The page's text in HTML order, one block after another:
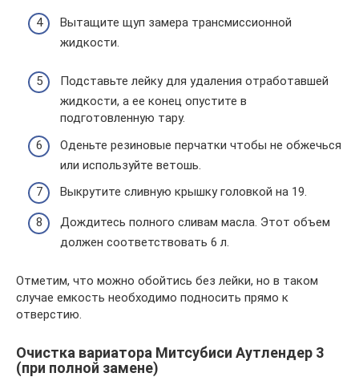
Вытащите щуп замера трансмиссионной
жидкости.
Подставьте лейку для удаления отработавшей
жидкости, а ее конец опустите в
подготовленную тару.
Оденьте резиновые перчатки чтобы не обжечься
или используйте ветошь.
Выкрутите сливную крышку головкой на 19.
Дождитесь полного сливам масла. Этот объем
должен соответствовать 6 л.
Отметим, что можно обойтись без лейки, но в таком
случае емкость необходимо подносить прямо к
отверстию.
Очистка вариатора Митсубиси Аутлендер 3
(при полной замене)